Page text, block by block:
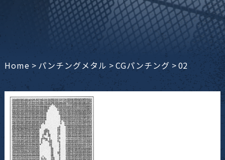
Home > パンチングメタル >CGパンチング >02